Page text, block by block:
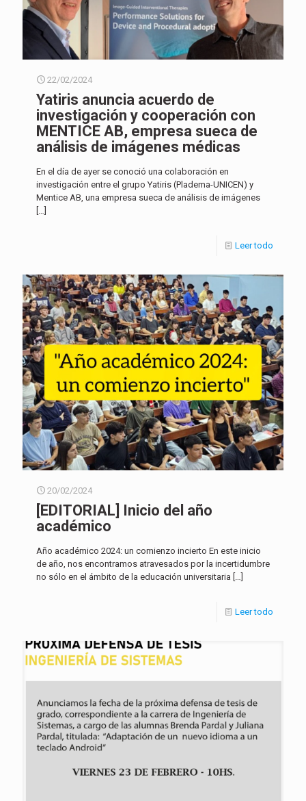
22/02/2024
Yatiris anuncia acuerdo de
investigación y cooperación con
MENTICE AB, empresa sueca de
análisis de imágenes médicas
En el día de ayer se conoció una colaboración en
investigación entre el grupo Yatiris (Pladema-UNICEN) y
Mentice AB, una empresa sueca de análisis de imágenes
[…]
Leer todo
20/02/2024
[EDITORIAL] Inicio del año
académico
Año académico 2024: un comienzo incierto En este inicio
de año, nos encontramos atravesados por la incertidumbre
no sólo en el ámbito de la educación universitaria […]
Leer todo